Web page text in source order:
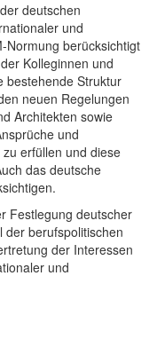
deutschen
und
Normung berücksichtigt
Kolleginnen und
bestehende Struktur
neuen Regelungen
Architekten sowie
und
erfüllen und diese
das deutsche
Festlegung deutscher
der berufspolitischen
der Interessen
und